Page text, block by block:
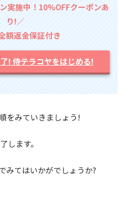
実施中！10%OFFクーポンあ
り!／
額返金保証付き
! 侍テラコヤをはじめる!
をみていきましょう!
します。
みてはいかがでしょうか?